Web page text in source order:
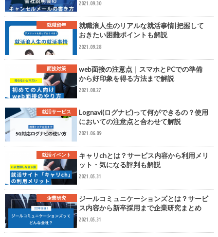
2021.09.30
就職留年
就職浪人生のリアルな就活事情|把握して
おきたい困難ポイントも解説
2021.09.28
面接対策
web面接の注意点｜スマホとPCでの準備
から好印象を得る方法まで解説
2021.08.27
就活サービス
Lognavi(ログナビ)って何ができるの？使用
においての注意点と合わせて解説
2021.06.09
就活イベント
キャリchとは？サービス内容から利用メリ
ット・気になる評判も解説
2021.05.31
企業研究
ジールコミュニケーションズとは？サービ
ス内容から新卒採用まで企業研究まとめ
2021.05.31